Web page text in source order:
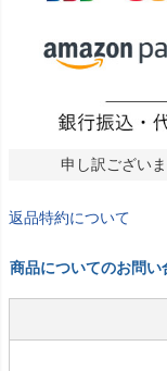
申し訳ござい
返品特約について
商品についてのお問い